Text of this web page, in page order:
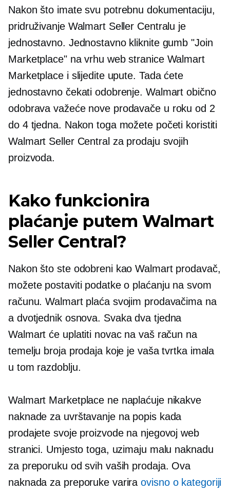
Nakon što imate svu potrebnu dokumentaciju,
pridruživanje Walmart Seller Centralu je
jednostavno. Jednostavno kliknite gumb "Join
Marketplace" na vrhu web stranice Walmart
Marketplace i slijedite upute. Tada ćete
jednostavno čekati odobrenje. Walmart obično
odobrava važeće nove prodavače u roku od 2
do 4 tjedna. Nakon toga možete početi koristiti
Walmart Seller Central za prodaju svojih
proizvoda.
Kako funkcionira
plaćanje putem Walmart
Seller Central?
Nakon što ste odobreni kao Walmart prodavač,
možete postaviti podatke o plaćanju na svom
računu. Walmart plaća svojim prodavačima na
a dvotjednikosnova. Svaka dva tjedna
Walmart će uplatiti novac na vaš račun na
temelju broja prodaja koje je vaša tvrtka imala
u tom razdoblju.
Walmart Marketplace ne naplaćuje nikakve
naknade za uvrštavanje na popis kada
prodajete svoje proizvode na njegovoj web
stranici. Umjesto toga, uzimaju malu naknadu
za preporuku od svih vaših prodaja. Ova
naknada za preporuke variraovisno o kategoriji